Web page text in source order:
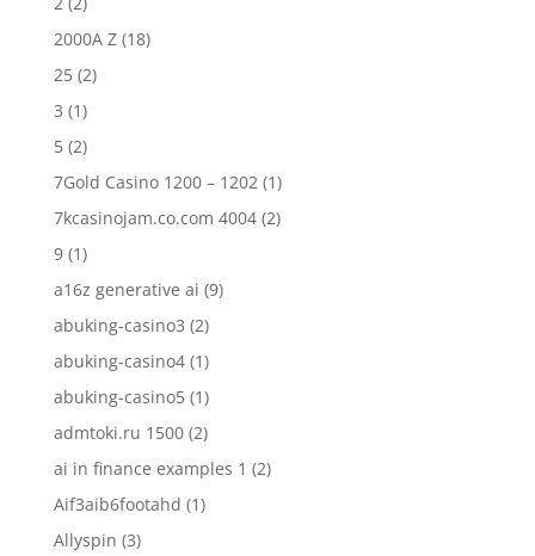
2000A Z(18)
25(2)
3 (1)
5(2)
7Gold Casino 1200 – 1202(1)
7kcasinojam.co.com 4004(2)
9(1)
a16z generative ai (9)
abuking-casino3 (2)
abuking-casino4(1)
abuking-casino5(1)
admtoki.ru 1500(2)
ai in finance examples 1 (2)
Aif3aib6footahd (1)
Allyspin (3)